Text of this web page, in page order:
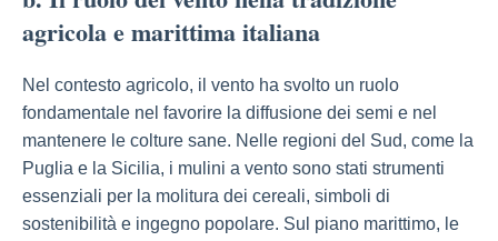
agricola e marittima italiana
Nel contesto agricolo, il vento ha svolto un ruolo
fondamentale nel favorire la diffusione dei semi e nel
mantenere le colture sane. Nelle regioni del Sud, come la
Puglia e la Sicilia, i mulini a vento sono stati strumenti
essenziali per la molitura dei cereali, simboli di
sostenibilità e ingegno popolare. Sul piano marittimo, le